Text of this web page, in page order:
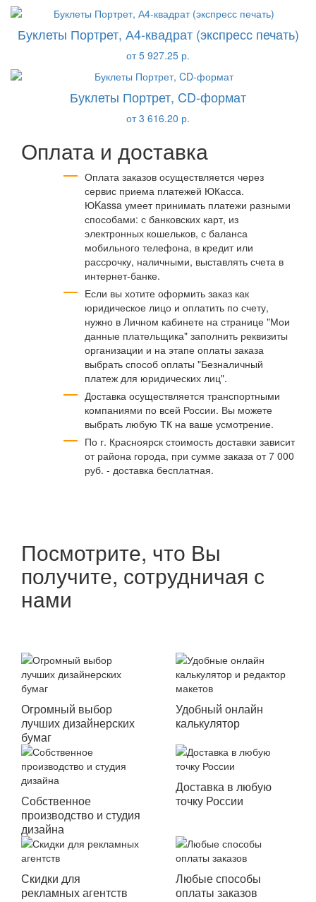
Буклеты Портрет, А4-квадрат (экспресс печать)
от 5 927.25 р.
Буклеты Портрет, CD-формат
от 3 616.20 р.
Оплата и доставка
Оплата заказов осуществляется через
сервис приема платежей ЮКасса.
ЮKassa умеет принимать платежи разными
способами: с банковских карт, из
электронных кошельков, с баланса
мобильного телефона, в кредит или
рассрочку, наличными, выставлять счета в
интернет-банке.
Если вы хотите оформить заказ как
юридическое лицо и оплатить по счету,
нужно в Личном кабинете на странице "Мои
данные плательщика" заполнить реквизиты
организации и на этапе оплаты заказа
выбрать способ оплаты "Безналичный
платеж для юридических лиц".
Доставка осуществляется транспортными
компаниями по всей России. Вы можете
выбрать любую ТК на ваше усмотрение.
По г. Красноярск стоимость доставки зависит
от района города, при сумме заказа от 7 000
руб. - доставка бесплатная.
Посмотрите, что Вы
получите, сотрудничая с
нами
Огромный выбор
лучших дизайнерских
бумаг
Удобный онлайн
калькулятор
Собственное
производство и студия
дизайна
Доставка в любую
точку России
Скидки для
рекламных агентств
Любые способы
оплаты заказов